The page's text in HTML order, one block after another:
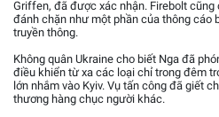
Griffen, đã được xác nhận. Firebolt cũng
đánh chặn như một phần của thông cáo
truyền thông.
Không quân Ukraine cho biết Nga đã
điều khiển từ xa các loại chỉ trong đêm
lớn nhắm vào Kyiv. Vụ tấn công đã giết
thương hàng chục người khác.